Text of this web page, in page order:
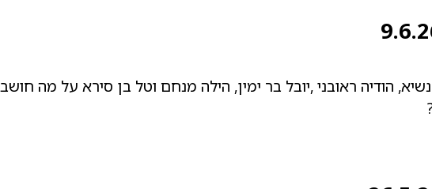
הודיה ראובני ,יובל בר ימין, הילה מנחם וטל בן סירא על מה